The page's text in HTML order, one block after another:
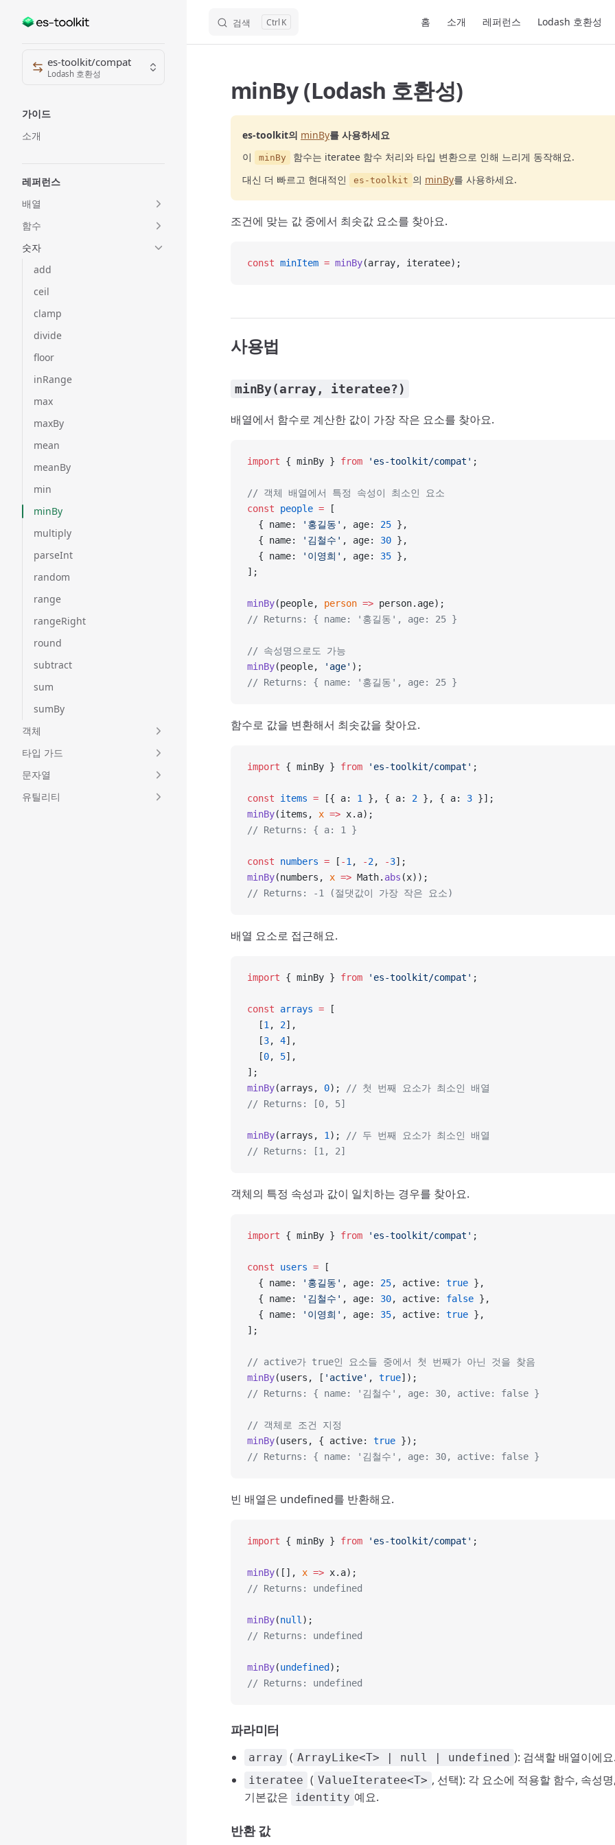
Skip to content 검색 K 홈 소개 레퍼런스 Lodash 호환성
Sidebar Navigation
es-toolkit/compat
Lodash 호환성
가이드
소개
레퍼런스
배열
함수
숫자
add
ceil
clamp
divide
floor
inRange
max
maxBy
mean
meanBy
min
minBy
multiply
parseInt
random
range
rangeRight
round
subtract
sum
sumBy
객체
타입 가드
문자열
유틸리티
minBy (Lodash 호환성)
es-toolkit의 minBy를 사용하세요
이
minBy
함수는 iteratee 함수 처리와 타입 변환으로 인해 느리게 동작해요.
대신 더 빠르고 현대적인
es-toolkit 의 minBy를 사용하세요.
조건에 맞는 값 중에서 최솟값 요소를 찾아요.
const minItem = minBy(array, iteratee);
사용법
minBy(array, iteratee?)
배열에서 함수로 계산한 값이 가장 작은 요소를 찾아요.
import { minBy } from 'es-toolkit/compat' ;
// 객체 배열에서 특정 속성이 최소인 요소
const people = [
  { name:
'홍길동' , age: 25 },
  { name:
'김철수' , age: 30 },
  { name:
'이영희' , age: 35 },
];
minBy(people, person => person.age);
// Returns: { name: '홍길동', age: 25 }
// 속성명으로도 가능
minBy(people, 'age' );
// Returns: { name: '홍길동', age: 25 }
함수로 값을 변환해서 최솟값을 찾아요.
import { minBy } from 'es-toolkit/compat' ;
const items = [{ a: 1 }, { a: 2 }, { a: 3 }];
minBy(items, x => x.a);
// Returns: { a: 1 }
const numbers = [ -1 , -2, -3];
minBy(numbers, x => Math. abs (x));
// Returns: -1 (절댓값이 가장 작은 요소)
배열 요소로 접근해요.
import { minBy } from 'es-toolkit/compat' ;
const arrays = [
  [
1 , 2],
  [
3, 4],
  [
0, 5],
];
minBy(arrays, 0);
// 첫 번째 요소가 최소인 배열
// Returns: [0, 5]
minBy(arrays, 1 );
// 두 번째 요소가 최소인 배열
// Returns: [1, 2]
객체의 특정 속성과 값이 일치하는 경우를 찾아요.
import { minBy } from 'es-toolkit/compat' ;
const users = [
  { name:
'홍길동' , age: 25, active: true },
  { name:
'김철수' , age: 30, active: false },
  { name:
'이영희' , age: 35, active: true },
];
// active가 true인 요소들 중에서 첫 번째가 아닌 것을 찾음
minBy(users, [ 'active' , true]);
// Returns: { name: '김철수', age: 30, active: false }
// 객체로 조건 지정
minBy(users, { active: true });
// Returns: { name: '김철수', age: 30, active: false }
빈 배열은 undefined를 반환해요.
import { minBy } from 'es-toolkit/compat' ;
minBy([], x => x.a);
// Returns: undefined
minBy(null );
// Returns: undefined
minBy(undefined );
// Returns: undefined
파라미터
array ( ArrayLike<T> | null | undefined ): 검색할 배열이에요.
iteratee ( ValueIteratee<T> , 선택): 각 요소에 적용할 함수, 속성
기본값은
identity 예요.
반환 값